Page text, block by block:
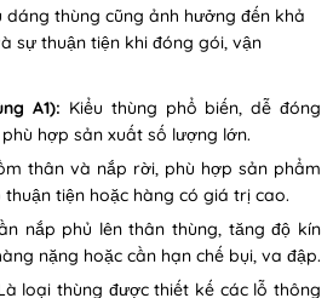
dáng thùng cũng ảnh hưởng đến khả
sự thuận tiện khi đóng gói, vận
A1): Kiểu thùng phổ biến, dễ đóng
hợp sản xuất số lượng lớn.
thân và nắp rời, phù hợp sản phẩm
tiện hoặc hàng có giá trị cao.
nắp phủ lên thân thùng, tăng độ kín
nặng hoặc cần hạn chế bụi, va đập.
loại thùng được thiết kế các lỗ thông